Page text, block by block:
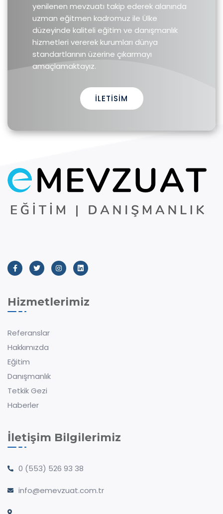
yenilenen mevzuatı takip ederek alanında
uzman eğitmen kadromuz ile Ülke
düzeyinde kaliteli eğitim ve danışmanlık
hizmetleri vererek kurumları dünya
standartlarının üzerine çıkarmayı
amaçlamaktayız.
İLETISIM
Hizmetlerimiz
Referanslar
Hakkımızda
Eğitim
Danışmanlık
Tetkik Gezi
Haberler
İletişim Bilgilerimiz
0 (553) 526 93 38
info@emevzuat.com.tr